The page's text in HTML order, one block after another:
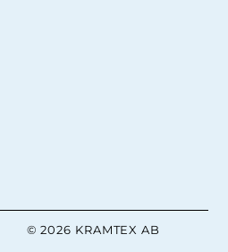
© 2026 KRAMTEX AB